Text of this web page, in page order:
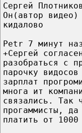
Сергей
Он(автор
кидалово
Petr 7 минут
+Сергей
разобраться с
парочку
зарплат
многа ит
связались. Так
прогаммисты,
платить от 1000